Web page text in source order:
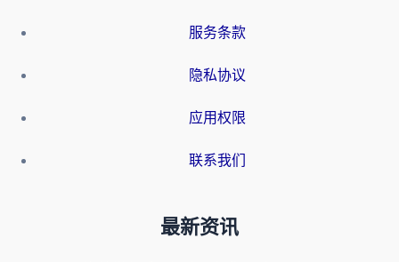
服务条款
隐私协议
应用权限
联系我们
最新资讯